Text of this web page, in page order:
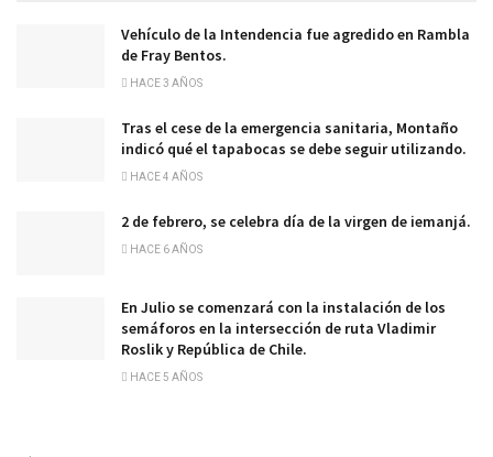
Vehículo de la Intendencia fue agredido en Rambla
de Fray Bentos.
HACE 3 AÑOS
Tras el cese de la emergencia sanitaria, Montaño
indicó qué el tapabocas se debe seguir utilizando.
HACE 4 AÑOS
2 de febrero, se celebra día de la virgen de iemanjá.
HACE 6 AÑOS
En Julio se comenzará con la instalación de los
semáforos en la intersección de ruta Vladimir
Roslik y República de Chile.
HACE 5 AÑOS